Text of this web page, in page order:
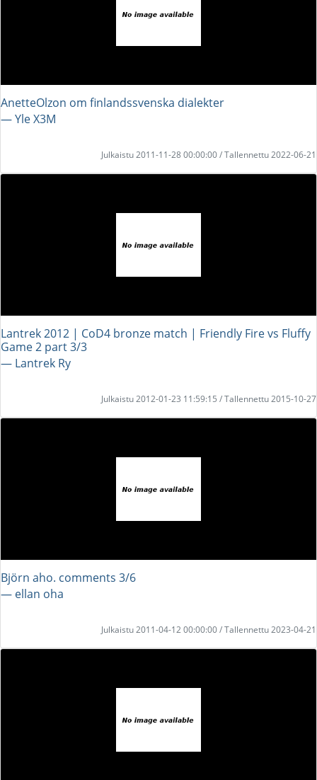
AnetteOlzon om finlandssvenska dialekter
― Yle X3M
Julkaistu 2011-11-28 00:00:00 / Tallennettu 2022-06-21
Lantrek 2012 | CoD4 bronze match | Friendly Fire vs Fluffy
Game 2 part 3/3
― Lantrek Ry
Julkaistu 2012-01-23 11:59:15 / Tallennettu 2015-10-27
Björn aho. comments 3/6
― ellan oha
Julkaistu 2011-04-12 00:00:00 / Tallennettu 2023-04-21